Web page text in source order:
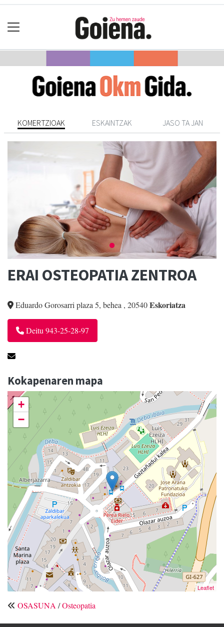
KOMERTZIOAK ESKAINTZAK JASO TA JAN
ERAI OSTEOPATIA ZENTROA
Eduardo Gorosarri plaza 5, behea , 20540Eskoriatza
Deitu 943-25-28-97
Kokapenaren mapa
+
−
Leaflet
OSASUNA /Osteopatia